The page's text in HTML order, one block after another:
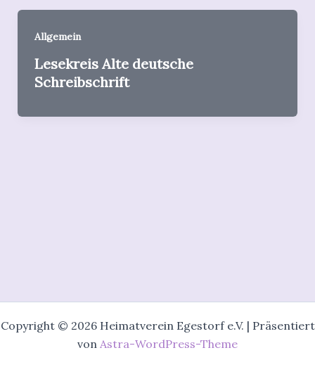
Allgemein
Lesekreis Alte deutsche
Schreibschrift
Copyright © 2026 Heimatverein Egestorf e.V. | Präsentiert
von Astra-WordPress-Theme